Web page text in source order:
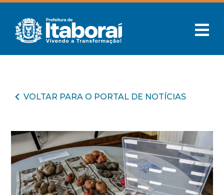
VOLTAR PARA O PORTAL DE NOTÍCIAS